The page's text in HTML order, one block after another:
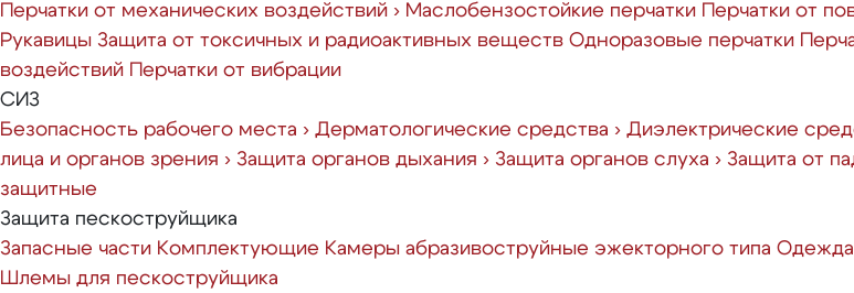
Перчатки от механических воздействий › Маслобензостойкие перчатки Перчатки от
Рукавицы Защита от токсичных и радиоактивных веществ Одноразовые перчатки
воздействий Перчатки от вибрации
СИЗ
Безопасность рабочего места › Дерматологические средства › Диэлектрические
лица и органов зрения › Защита органов дыхания › Защита органов слуха › Защита от
защитные
Защита пескоструйщика
Запасные части Комплектующие Камеры абразивоструйные эжекторного типа Одежда
Шлемы для пескоструйщика